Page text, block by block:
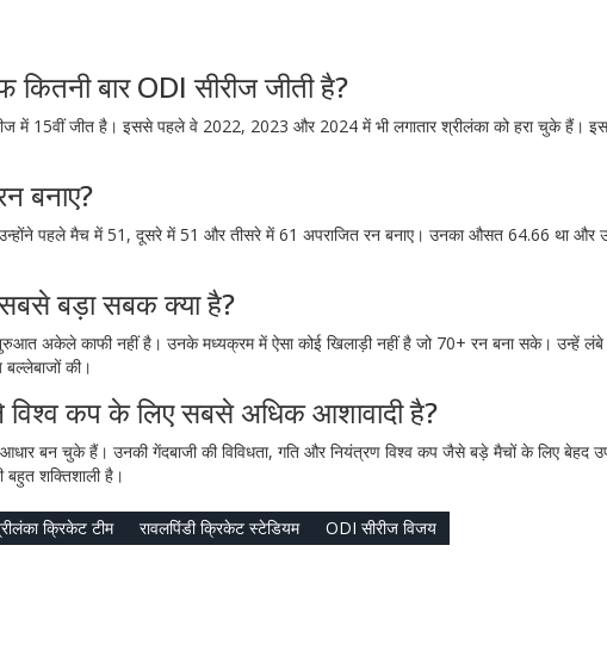
बार ODI सीरीज जीती है?
में 15वीं जीत है। इससे पहले वे 2022, 2023 और 2024 में भी लगातार श्रीलंका को हरा चुके हैं। इस
बनाए?
पहले मैच में 51, दूसरे में 51 और तीसरे में 61 अपराजित रन बनाए। उनका औसत 64.66 था और
बड़ा सबक क्या है?
शुरुआत अकेले काफी नहीं है। उनके मध्यक्रम में ऐसा कोई खिलाड़ी नहीं है जो 70+ रन बना सके। उन्हें
की।
विश्व कप के लिए सबसे अधिक आशावादी है?
आधार बन चुके हैं। उनकी गेंदबाजी की विविधता, गति और नियंत्रण विश्व कप जैसे बड़े मैचों के लिए बेहद
शक्तिशाली है।
क्रिकेट टीम रावलपिंडी क्रिकेट स्टेडियम ODI सीरीज विजय